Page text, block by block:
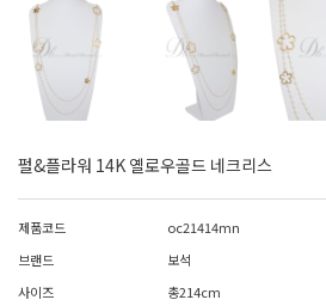
펄&플라워 14K 옐로우골드 네크리스
제품코드
oc21414mn
브랜드
보석
사이즈
총214cm